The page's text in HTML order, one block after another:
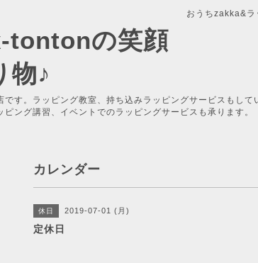
おうちzakka&
tontonの笑顔
物♪
す。ラッピング教室、持ち込みラッピングサービスもし
ング講習、イベントでのラッピングサービスも承ります。
カレンダー
休日 2019-07-01 (月)
定休日